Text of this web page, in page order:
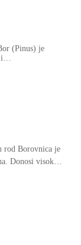
(Pinus) je
i…
rod Borovnica je
Donosi visok…